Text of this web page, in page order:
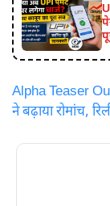
Alpha Teaser
ने बढ़ाया रोमांच,